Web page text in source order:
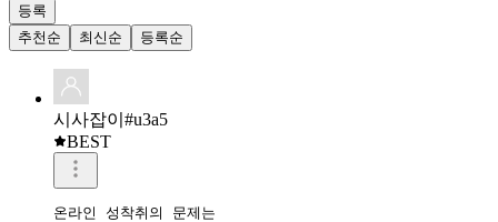
등록
추천순
최신순 등록순
시사잡이#u3a5
BEST
온라인 성착취의 문제는